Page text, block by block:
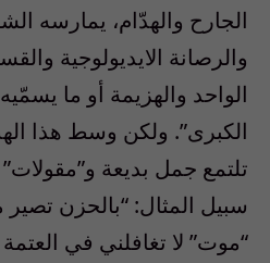
الجارح والهدّام، يمارسه
والرصانة الايديولوجية
الواحد والهزيمة أو ما
الكبرى”. ولكن وسط هذا
تلتمع جمل بديعة
سبيل المثال: “بالحزن تصير
“موت” لا تغافلني في